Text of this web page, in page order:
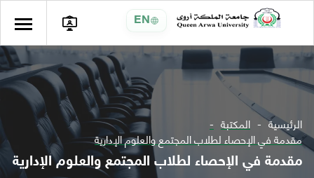
EN
الرئيسية المكتبة
مقدمة في الإحصاء لطلاب المجتمع والعلوم الإدارية
مقدمة في الإحصاء لطلاب المجتمع والعلوم الإدارية